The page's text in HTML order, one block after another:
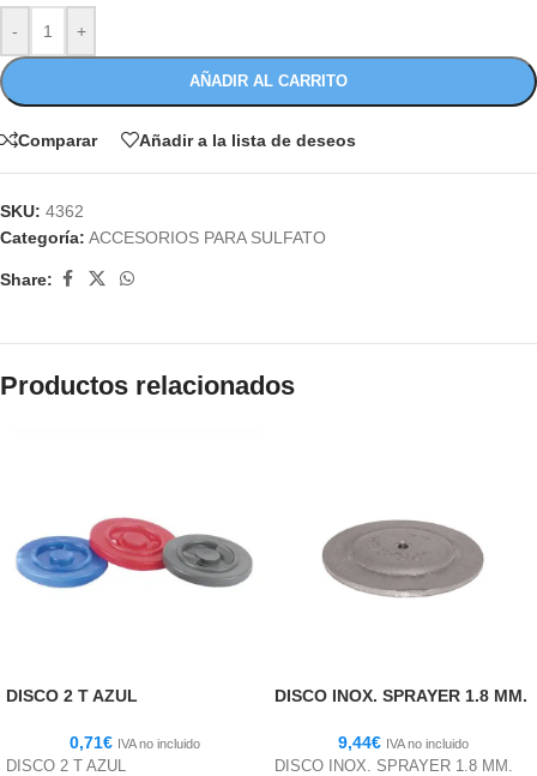
- +
AÑADIR AL CARRITO
Comparar Añadir a la lista de deseos
SKU: 4362
Categoría: ACCESORIOS PARA SULFATO
Share:
Productos relacionados
DISCO 2 T AZUL
0,71€ IVA no incluido
DISCO 2 T AZUL
DISCO INOX. SPRAYER 1.8 MM.
9,44€ IVA no incluido
DISCO INOX. SPRAYER 1.8 MM.